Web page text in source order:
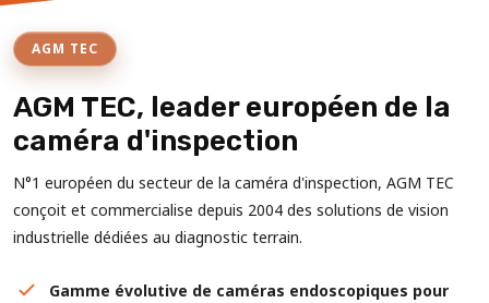
AGM TEC
AGM TEC, leader européen de la
caméra d'inspection
N°1 européen du secteur de la caméra d'inspection, AGM TEC
conçoit et commercialise depuis 2004 des solutions de vision
industrielle dédiées au diagnostic terrain.
Gamme évolutive de caméras endoscopiques pour